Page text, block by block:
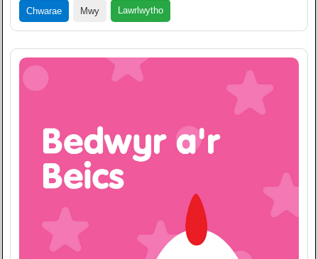
Chwarae Mwy Lawrlwytho